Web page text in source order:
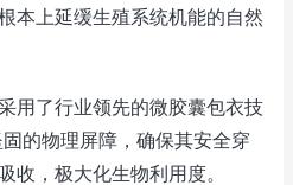
本上延缓生殖系统机能的自然
用了行业领先的微胶囊包衣技
的物理屏障，确保其安全穿
收，极大化生物利用度。